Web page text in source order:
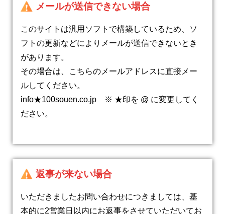
メールが送信できない場合
このサイトは汎用ソフトで構築しているため、ソ
フトの更新などによりメールが送信できないとき
があります。
その場合は、こちらのメールアドレスに直接メー
ルしてください。
info★100souen.co.jp ※ ★印を @ に変更してく
ださい。
返事が来ない場合
いただきましたお問い合わせにつきましては、基
本的に2営業日以内にお返事をさせていただいてお